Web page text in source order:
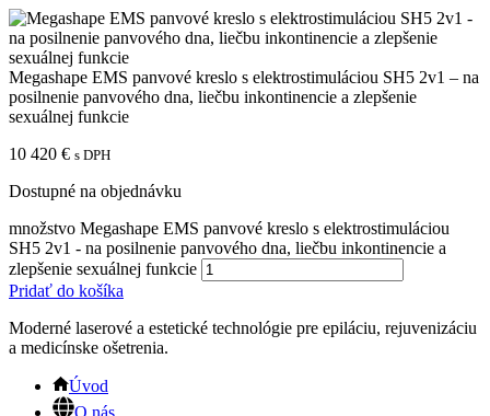
Megashape EMS panvové kreslo s elektrostimuláciou SH5 2v1 – na
posilnenie panvového dna, liečbu inkontinencie a zlepšenie
sexuálnej funkcie
10 420 € s DPH
Dostupné na objednávku
množstvo Megashape EMS panvové kreslo s elektrostimuláciou
SH5 2v1 - na posilnenie panvového dna, liečbu inkontinencie a
zlepšenie sexuálnej funkcie
Pridať do košíka
Moderné laserové a estetické technológie pre epiláciu, rejuvenizáciu
a medicínske ošetrenia.
Úvod
O nás